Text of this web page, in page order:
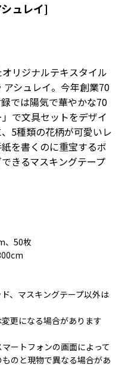
ュレイ]
リジナルテキスタイル
シュレイ。今年創業70
では陽気で華やかな70
で文具セットをデザイ
5種類の花柄が可愛いレ
を書くのに重宝するボ
きるマスキングテープ
、50枚
、マスキングテープ以外は
更になる場合があります
ートフォンの画面によって
のと現物で異なる場合があ